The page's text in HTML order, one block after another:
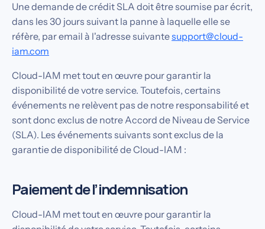
Une demande de crédit SLA doit être soumise par écrit,
dans les 30 jours suivant la panne à laquelle elle se
réfère, par email à l'adresse suivantesupport@cloud-
iam.com
Cloud-IAM met tout en œuvre pour garantir la
disponibilité de votre service. Toutefois, certains
événements ne relèvent pas de notre responsabilité et
sont donc exclus de notre Accord de Niveau de Service
(SLA). Les événements suivants sont exclus de la
garantie de disponibilité de Cloud-IAM :
Paiement de l’indemnisation
Cloud-IAM met tout en œuvre pour garantir la